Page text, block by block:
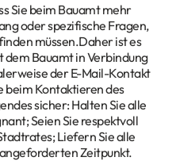
Sie beim Bauamt mehr
oder spezifische Fragen,
müssen.Daher ist es
dem Bauamt in Verbindung
der E-Mail-Kontakt
beim Kontaktieren des
sicher: Halten Sie alle
Seien Sie respektvoll
Liefern Sie alle
Zeitpunkt.